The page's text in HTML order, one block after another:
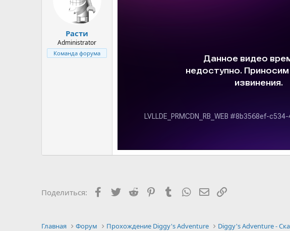
Расти
Administrator
Команда форума
Поделиться: Facebook
Twitter Reddit PinterestTumblrWhatsApp
E-mail
Главная Форум Прохождение Diggy's Adventure Diggy's Adventure -